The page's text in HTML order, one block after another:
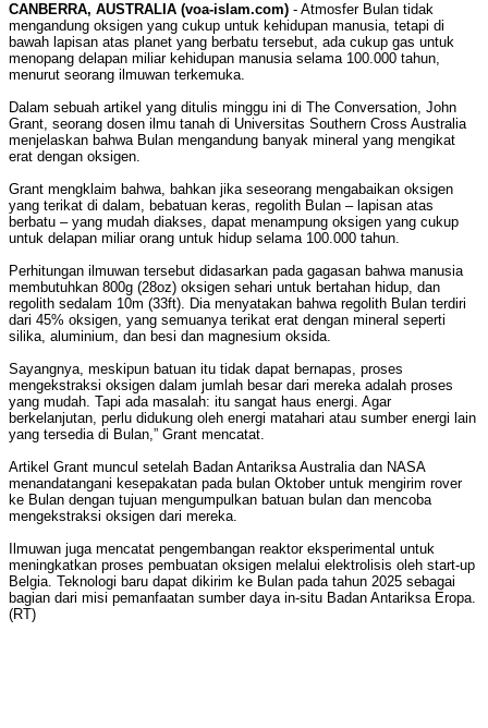
CANBERRA, AUSTRALIA (voa-islam.com) - Atmosfer Bulan tidak
mengandung oksigen yang cukup untuk kehidupan manusia, tetapi di
bawah lapisan atas planet yang berbatu tersebut, ada cukup gas untuk
menopang delapan miliar kehidupan manusia selama 100.000 tahun,
menurut seorang ilmuwan terkemuka.
Dalam sebuah artikel yang ditulis minggu ini di The Conversation, John
Grant, seorang dosen ilmu tanah di Universitas Southern Cross Australia
menjelaskan bahwa Bulan mengandung banyak mineral yang mengikat
erat dengan oksigen.
Grant mengklaim bahwa, bahkan jika seseorang mengabaikan oksigen
yang terikat di dalam, bebatuan keras, regolith Bulan – lapisan atas
berbatu – yang mudah diakses, dapat menampung oksigen yang cukup
untuk delapan miliar orang untuk hidup selama 100.000 tahun.
Perhitungan ilmuwan tersebut didasarkan pada gagasan bahwa manusia
membutuhkan 800g (28oz) oksigen sehari untuk bertahan hidup, dan
regolith sedalam 10m (33ft). Dia menyatakan bahwa regolith Bulan terdiri
dari 45% oksigen, yang semuanya terikat erat dengan mineral seperti
silika, aluminium, dan besi dan magnesium oksida.
Sayangnya, meskipun batuan itu tidak dapat bernapas, proses
mengekstraksi oksigen dalam jumlah besar dari mereka adalah proses
yang mudah. Tapi ada masalah: itu sangat haus energi. Agar
berkelanjutan, perlu didukung oleh energi matahari atau sumber energi lain
yang tersedia di Bulan,” Grant mencatat.
Artikel Grant muncul setelah Badan Antariksa Australia dan NASA
menandatangani kesepakatan pada bulan Oktober untuk mengirim rover
ke Bulan dengan tujuan mengumpulkan batuan bulan dan mencoba
mengekstraksi oksigen dari mereka.
Ilmuwan juga mencatat pengembangan reaktor eksperimental untuk
meningkatkan proses pembuatan oksigen melalui elektrolisis oleh start-up
Belgia. Teknologi baru dapat dikirim ke Bulan pada tahun 2025 sebagai
bagian dari misi pemanfaatan sumber daya in-situ Badan Antariksa Eropa.
(RT)